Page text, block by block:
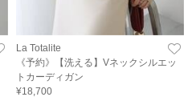
La Totalite
《予約》【洗える】Vネックシルエッ
トカーディガン
¥18,700